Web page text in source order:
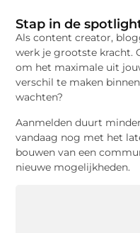
Stap in de
Als content creator,
werk je grootste kracht.
om het maximale uit
verschil te maken
wachten?
Aanmelden duurt
vandaag nog met het
bouwen van een
nieuwe mogelijkheden.